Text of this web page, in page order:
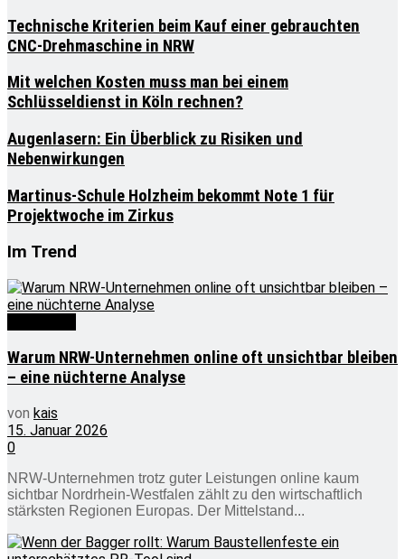
Technische Kriterien beim Kauf einer gebrauchten
CNC-Drehmaschine in NRW
Mit welchen Kosten muss man bei einem
Schlüsseldienst in Köln rechnen?
Augenlasern: Ein Überblick zu Risiken und
Nebenwirkungen
Martinus-Schule Holzheim bekommt Note 1 für
Projektwoche im Zirkus
Im Trend
Warum NRW-Unternehmen online oft unsichtbar bleiben
– eine nüchterne Analyse
von kais
15. Januar 2026
0
NRW-Unternehmen trotz guter Leistungen online kaum
sichtbar Nordrhein-Westfalen zählt zu den wirtschaftlich
stärksten Regionen Europas. Der Mittelstand...